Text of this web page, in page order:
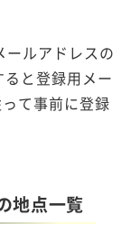
ールアドレスの
と登録用メー
て事前に登録
地点一覧